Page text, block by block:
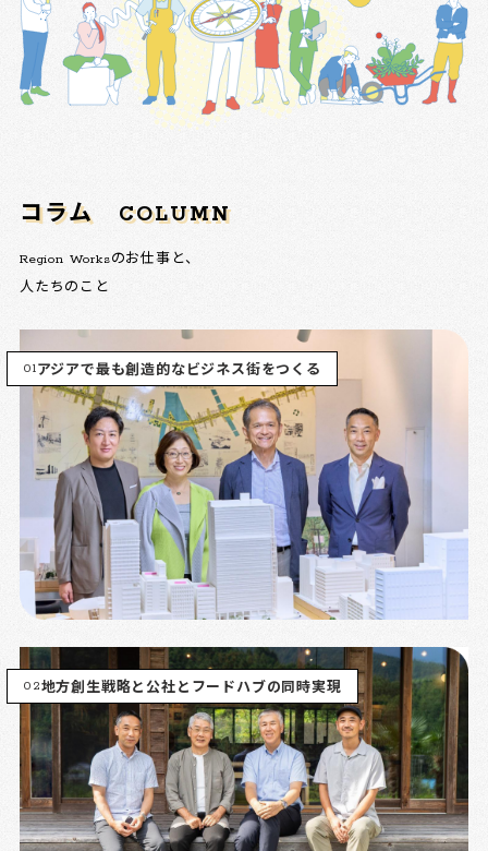
コラム COLUMN
Region Worksのお仕事と、
人たちのこと
01アジアで最も創造的なビジネス街をつくる
02地方創生戦略と公社とフードハブの同時実現